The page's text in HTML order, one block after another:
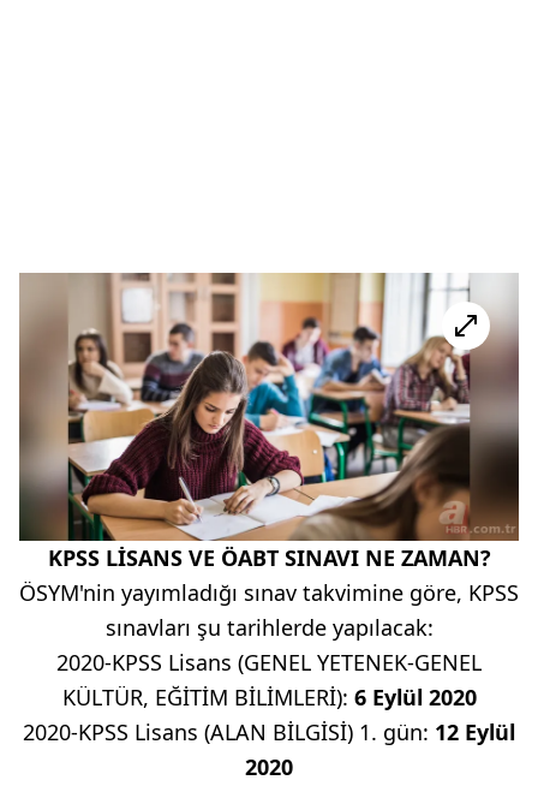
KPSS LİSANS VE ÖABT SINAVI NE ZAMAN?
ÖSYM'nin yayımladığı sınav takvimine göre, KPSS
sınavları şu tarihlerde yapılacak:
2020-KPSS Lisans (GENEL YETENEK-GENEL
KÜLTÜR, EĞİTİM BİLİMLERİ): 6 Eylül 2020
2020-KPSS Lisans (ALAN BİLGİSİ) 1. gün: 12 Eylül
2020